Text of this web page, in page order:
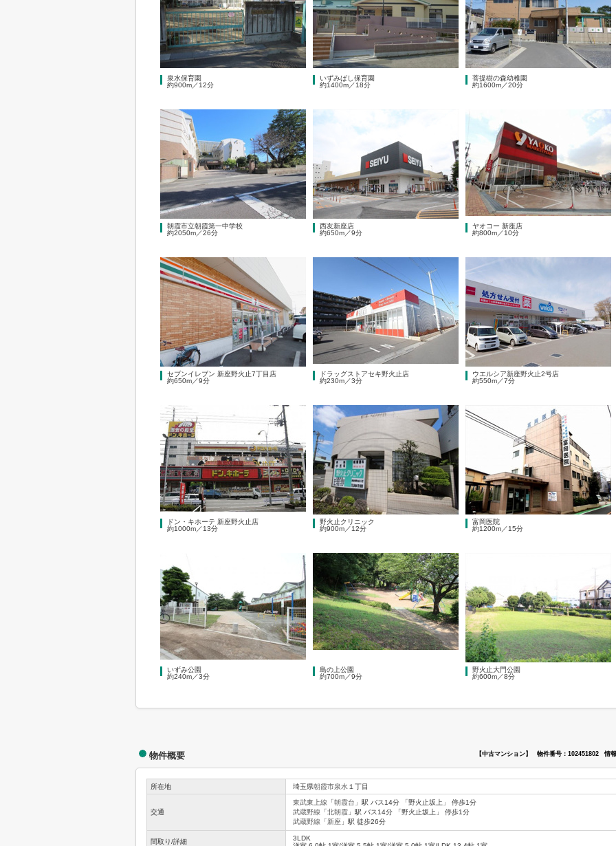
泉水保育園
約900m／12分
いずみばし保育園
約1400m／18分
菩提樹の森幼稚園
約1600m／20分
朝霞市立朝霞第一中学校
約2050m／26分
西友新座店
約650m／9分
ヤオコー 新座店
約800m／10分
セブンイレブン 新座野火止7丁目店
約650m／9分
ドラッグストアセキ野火止店
約230m／3分
ウエルシア新座野火止2号店
約550m／7分
ドン・キホーテ 新座野火止店
約1000m／13分
野火止クリニック
約900m／12分
富岡医院
約1200m／15分
いずみ公園
約240m／3分
島の上公園
約700m／9分
野火止大門公園
約600m／8分
物件概要 【中古マンション】 物件番号：102451802 情
所在地 埼玉県朝霞市泉水 １丁目
交通
東武東上線 「朝霞台 」駅 バス14分 「野火止坂上」 停歩1分
武蔵野線 「北朝霞 」駅 バス14分 「野火止坂上」 停歩1分
武蔵野線 「新座 」駅 徒歩26分
間取り/詳細
3LDK